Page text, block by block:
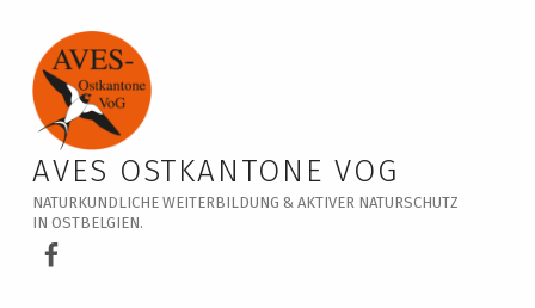
Veranstaltungskalender – AVES Ostkantone VoG
AVES OSTKANTONE VOG
NATURKUNDLICHE WEITERBILDUNG & AKTIVER NATURSCHUTZ
IN OSTBELGIEN.
AVES Ostkantone bei Facebook